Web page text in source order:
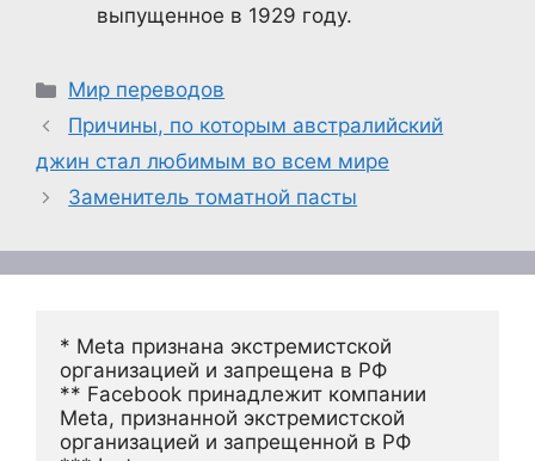
выпущенное в 1929 году.
Рубрики
Мир переводов
Причины, по которым австралийский
джин стал любимым во всем мире
Заменитель томатной пасты
* Meta признана экстремистской
организацией и запрещена в РФ
** Facebook принадлежит компании
Meta, признанной экстремистской
организацией и запрещенной в РФ